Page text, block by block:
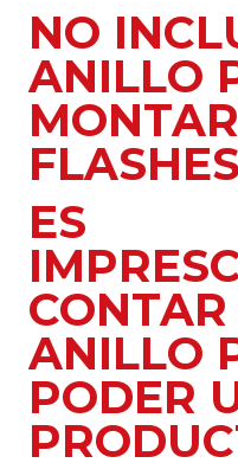
NO
ANILLO
ES
ANILLO
PODER